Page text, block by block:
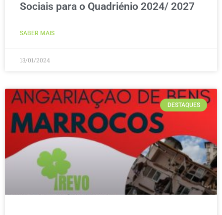
Sociais para o Quadriénio 2024/ 2027
SABER MAIS
13/01/2024
DESTAQUES